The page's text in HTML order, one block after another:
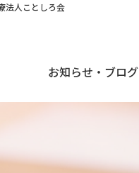
法人ことしろ会
お知らせ・ブログ